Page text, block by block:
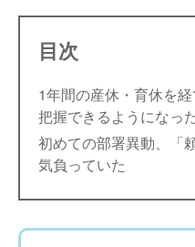
目次
1年間の産休・育休を
把握できるようになっ
初めての部署異動、「
気負っていた